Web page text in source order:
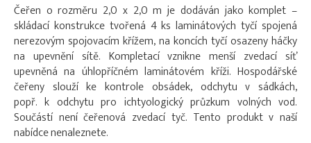
Čeřen o rozměru 2,0 x 2,0 m je dodáván jako komplet –
skládací konstrukce tvořená 4 ks laminátových tyčí spojená
nerezovým spojovacím křížem, na koncích tyčí osazeny háčky
na upevnění sítě. Kompletací vznikne menší zvedací síť
upevněná na úhlopříčném laminátovém kříži. Hospodářské
čeřeny slouží ke kontrole obsádek, odchytu v sádkách,
popř. k odchytu pro ichtyologický průzkum volných vod.
Součástí není čeřenová zvedací tyč. Tento produkt v naší
nabídce nenaleznete.